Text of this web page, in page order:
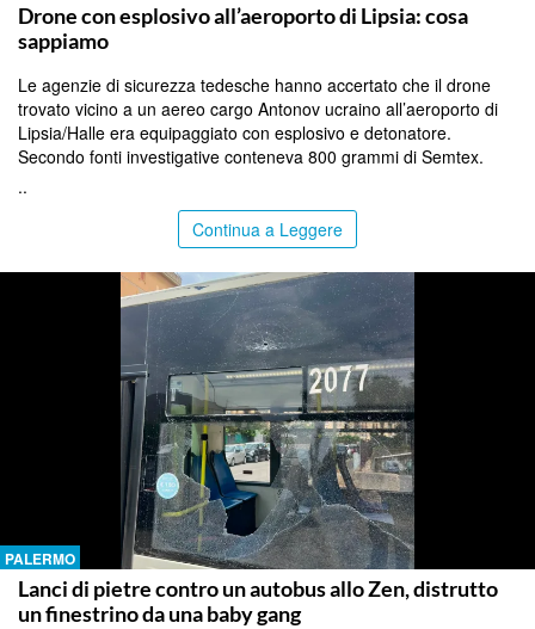
Drone con esplosivo all’aeroporto di Lipsia: cosa
sappiamo
Le agenzie di sicurezza tedesche hanno accertato che il drone
trovato vicino a un aereo cargo Antonov ucraino all’aeroporto di
Lipsia/Halle era equipaggiato con esplosivo e detonatore.
Secondo fonti investigative conteneva 800 grammi di Semtex.
..
Continua a Leggere
PALERMO
Lanci di pietre contro un autobus allo Zen, distrutto
un finestrino da una baby gang